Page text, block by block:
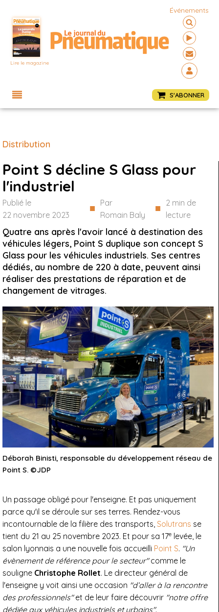
Lire le magazine
Événements
S'ABONNER
Distribution
Point S décline S Glass pour
l'industriel
Publié le
22 novembre 2023
■ Par
Romain Baly
■ 2 min de
lecture
Quatre ans après l'avoir lancé à destination des
véhicules légers, Point S duplique son concept S
Glass pour les véhicules industriels. Ses centres
dédiés, au nombre de 220 à date, peuvent ainsi
réaliser des prestations de réparation et de
changement de vitrages.
Déborah Binisti, responsable du développement réseau de
Point S. ©JDP
Un passage obligé pour l'enseigne. Et pas uniquement
parce qu'il se déroule sur ses terres. Rendez-vous
incontournable de la filière des transports, Solutrans se
tient du 21 au 25 novembre 2023. Et pour sa 17e levée, le
salon lyonnais a une nouvelle fois accueilli Point S. "Un
évènement de référence pour le secteur"comme le
souligne Christophe Rollet. Le directeur général de
l'enseigne y voit ainsi une occasion "d’aller à la rencontre
des professionnels"et de leur faire découvrir "notre offre
dédiée aux véhicules industriels et urbains".